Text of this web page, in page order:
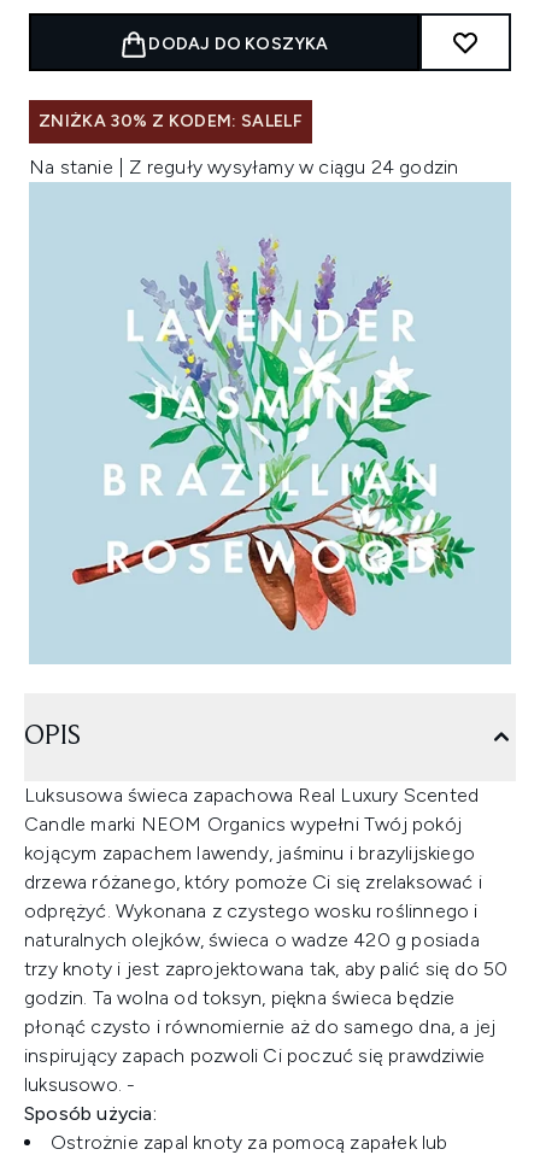
DODAJ DO KOSZYKA
ZNIŻKA 30% Z KODEM: SALELF
Na stanie | Z reguły wysyłamy w ciągu 24 godzin
OPIS
Luksusowa świeca zapachowa Real Luxury Scented
Candle marki NEOM Organics wypełni Twój pokój
kojącym zapachem lawendy, jaśminu i brazylijskiego
drzewa różanego, który pomoże Ci się zrelaksować i
odprężyć. Wykonana z czystego wosku roślinnego i
naturalnych olejków, świeca o wadze 420 g posiada
trzy knoty i jest zaprojektowana tak, aby palić się do 50
godzin. Ta wolna od toksyn, piękna świeca będzie
płonąć czysto i równomiernie aż do samego dna, a jej
inspirujący zapach pozwoli Ci poczuć się prawdziwie
luksusowo. -
Sposób użycia:
Ostrożnie zapal knoty za pomocą zapałek lub